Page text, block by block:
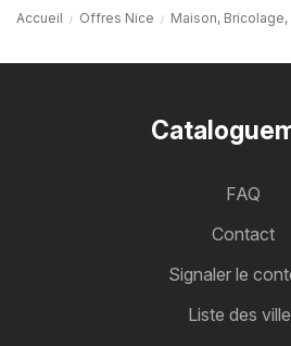
Accueil Offres Nice Maison,
FAQ
Contact
Signaler le
Liste des